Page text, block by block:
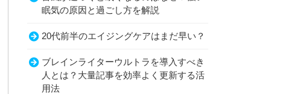
眠気の原因と過ごし方を解説
20代前半のエイジングケアはまだ早い？
ブレインライターウルトラを導入すべき
人とは？大量記事を効率よく更新する活
用法